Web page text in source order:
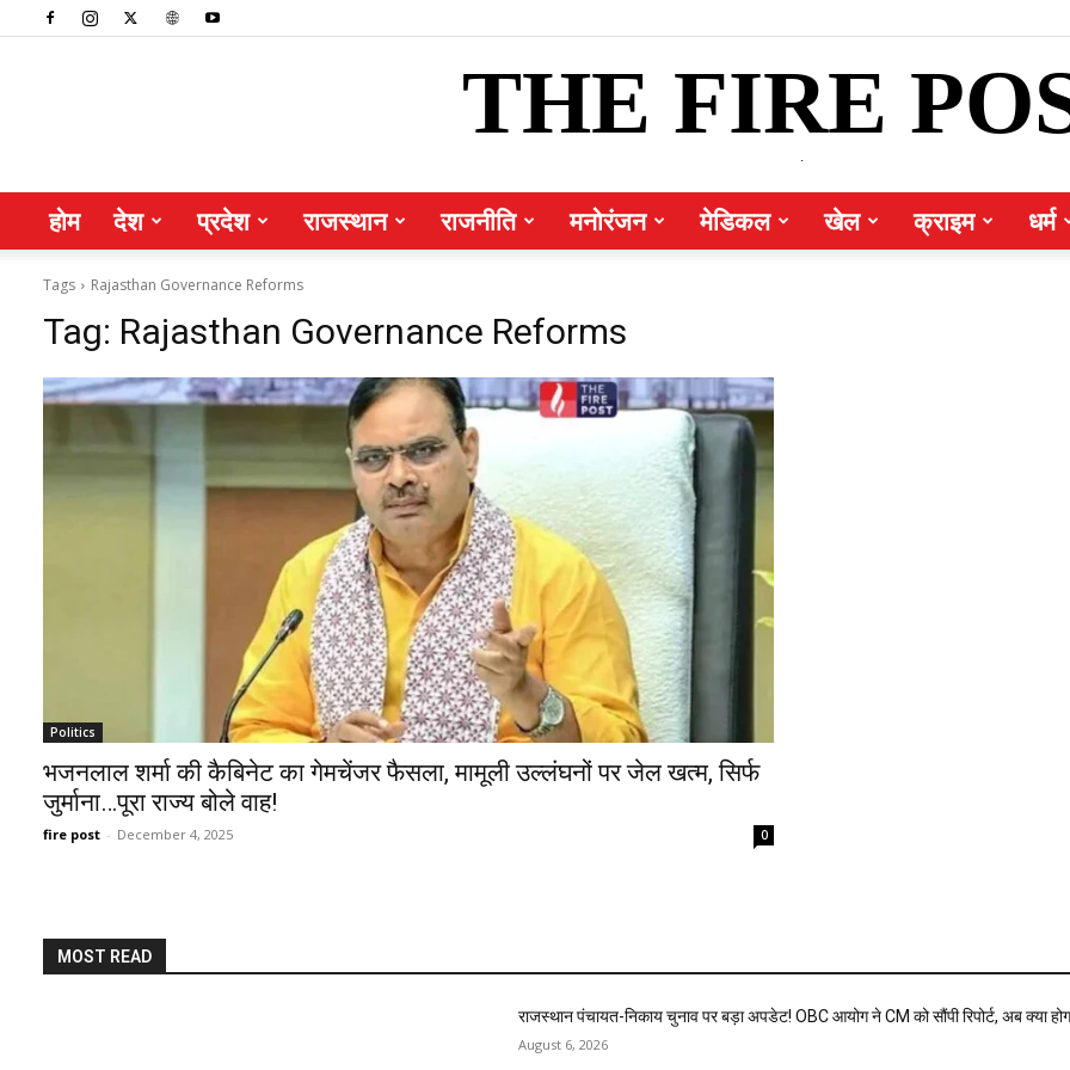
THE FIRE
होम देश प्रदेश राजस्थान राजनीति मनोरंजन मेडिकल खेल क्राइम धर्म
Tags Rajasthan Governance Reforms
Tag: Rajasthan Governance Reforms
Politics
भजनलाल शर्मा की कैबिनेट का गेमचेंजर फैसला, मामूली उल्लंघनों पर जेल खत्म, सिर्फ
जुर्माना…पूरा राज्य बोले वाह!
fire post - December 4, 2025 0
MOST READ
राजस्थान पंचायत-निकाय चुनाव पर बड़ा अपडेट! OBC आयोग ने CM को सौंपी रिपोर्ट, अब क्या
August 6, 2026